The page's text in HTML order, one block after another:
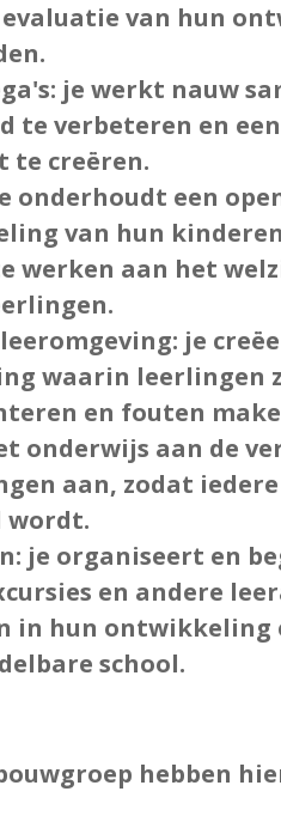
van hun
: je werkt nauw
te verbeteren en
te creëren.
onderhoudt een
van hun
werken aan het
: je
waarin leerlingen
en fouten
onderwijs aan de
aan, zodat
wordt.
: je organiseert en
en andere
in hun ontwikkeling
school.
hebben